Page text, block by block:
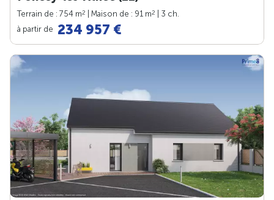
Terrain de : 754 m2 | Maison de : 91 m2
| 3 ch.
à partir de 234 957 €